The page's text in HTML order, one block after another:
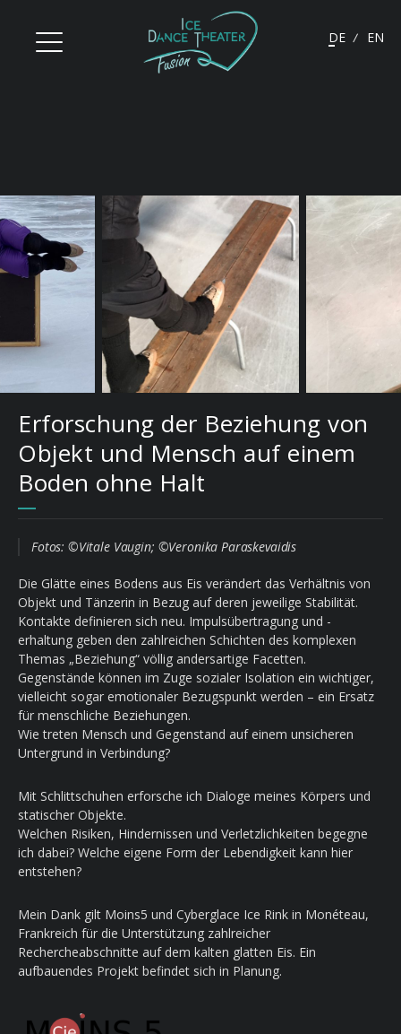
Deutsch
Erforschung der Beziehung von
Objekt und Mensch auf einem
Boden ohne Halt
Fotos: ©Vitale Vaugin; ©Veronika Paraskevaidis
Die Glätte eines Bodens aus Eis verändert das Verhältnis von
Objekt und Tänzerin in Bezug auf deren jeweilige Stabilität.
Kontakte definieren sich neu. Impulsübertragung und -
erhaltung geben den zahlreichen Schichten des komplexen
Themas „Beziehung“ völlig andersartige Facetten.
Gegenstände können im Zuge sozialer Isolation ein wichtiger,
vielleicht sogar emotionaler Bezugspunkt werden – ein Ersatz
für menschliche Beziehungen.
Wie treten Mensch und Gegenstand auf einem unsicheren
Untergrund in Verbindung?
Mit Schlittschuhen erforsche ich Dialoge meines Körpers und
statischer Objekte.
Welchen Risiken, Hindernissen und Verletzlichkeiten begegne
ich dabei? Welche eigene Form der Lebendigkeit kann hier
entstehen?
Mein Dank gilt Moins5 und Cyberglace Ice Rink in Monéteau,
Frankreich für die Unterstützung zahlreicher
Rechercheabschnitte auf dem kalten glatten Eis. Ein
aufbauendes Projekt befindet sich in Planung.